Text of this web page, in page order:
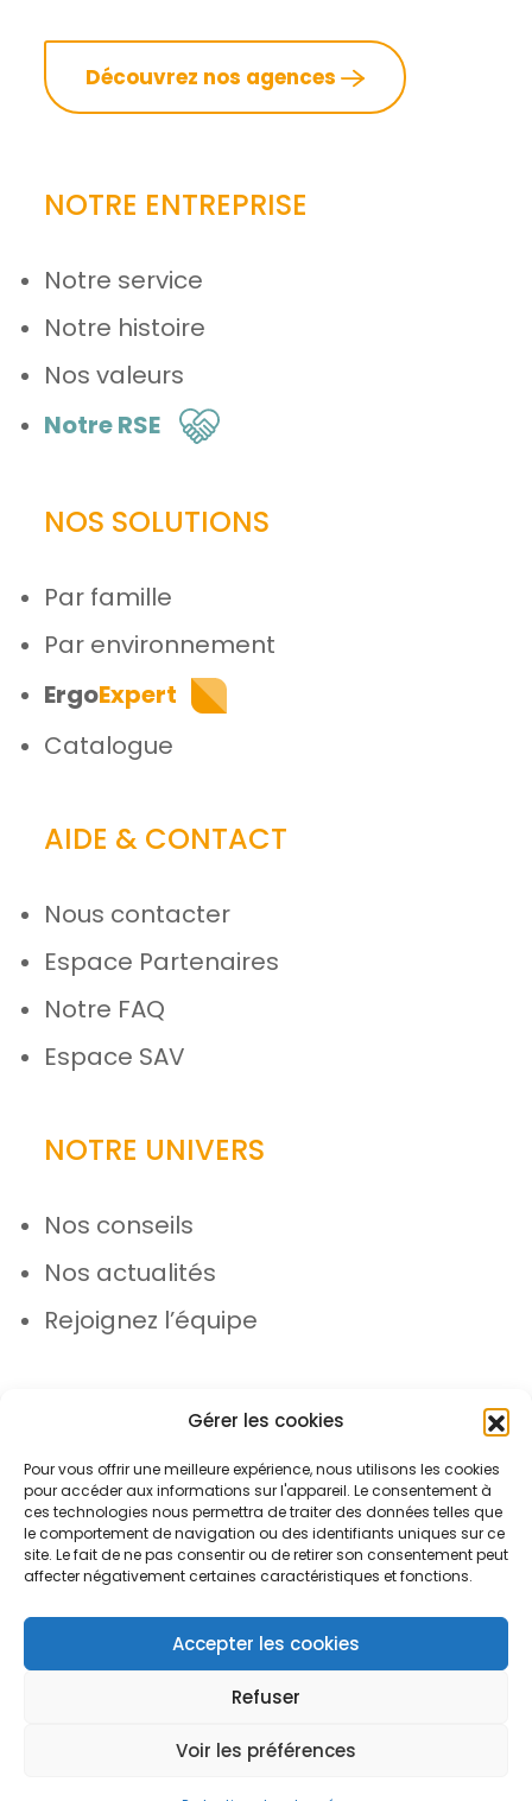
Gérer les cookies
Pour vous offrir une meilleure expérience, nous utilisons les cookies
pour accéder aux informations sur l'appareil. Le consentement à
ces technologies nous permettra de traiter des données telles que
le comportement de navigation ou des identifiants uniques sur ce
site. Le fait de ne pas consentir ou de retirer son consentement peut
affecter négativement certaines caractéristiques et fonctions.
Accepter les cookies
Refuser
Voir les préférences
Open toolbar
Découvrez nos agences
NOTRE ENTREPRISE
Notre service
Notre histoire
Nos valeurs
Notre RSE
NOS SOLUTIONS
Par famille
Par environnement
ErgoExpert
Catalogue
AIDE & CONTACT
Nous contacter
Espace Partenaires
Notre FAQ
Espace SAV
NOTRE UNIVERS
Nos conseils
Nos actualités
Rejoignez l’équipe
© Azergo 2026 - Tous droits réservés
Protection des données